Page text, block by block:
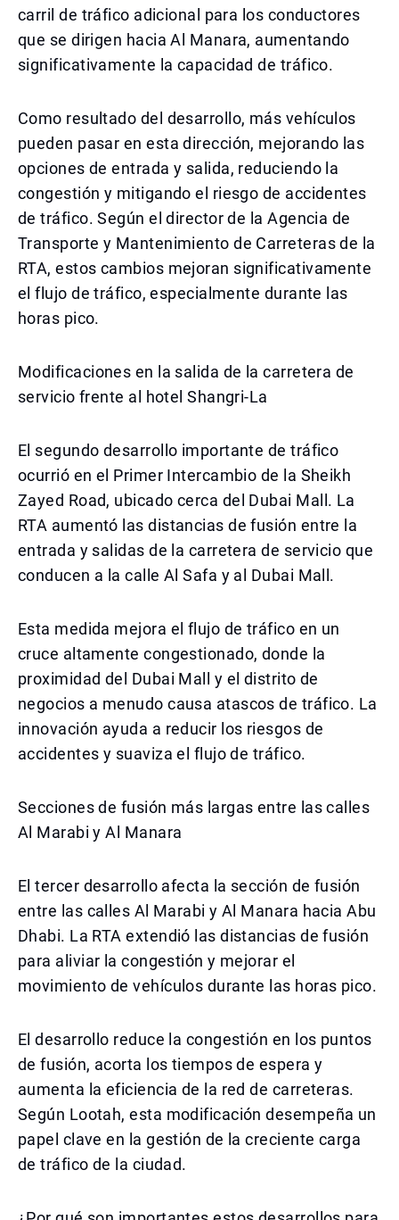
carril de tráfico adicional para los conductores
que se dirigen hacia Al Manara, aumentando
significativamente la capacidad de tráfico.
Como resultado del desarrollo, más vehículos
pueden pasar en esta dirección, mejorando las
opciones de entrada y salida, reduciendo la
congestión y mitigando el riesgo de accidentes
de tráfico. Según el director de la Agencia de
Transporte y Mantenimiento de Carreteras de la
RTA, estos cambios mejoran significativamente
el flujo de tráfico, especialmente durante las
horas pico.
Modificaciones en la salida de la carretera de
servicio frente al hotel Shangri-La
El segundo desarrollo importante de tráfico
ocurrió en el Primer Intercambio de la Sheikh
Zayed Road, ubicado cerca del Dubai Mall. La
RTA aumentó las distancias de fusión entre la
entrada y salidas de la carretera de servicio que
conducen a la calle Al Safa y al Dubai Mall.
Esta medida mejora el flujo de tráfico en un
cruce altamente congestionado, donde la
proximidad del Dubai Mall y el distrito de
negocios a menudo causa atascos de tráfico. La
innovación ayuda a reducir los riesgos de
accidentes y suaviza el flujo de tráfico.
Secciones de fusión más largas entre las calles
Al Marabi y Al Manara
El tercer desarrollo afecta la sección de fusión
entre las calles Al Marabi y Al Manara hacia Abu
Dhabi. La RTA extendió las distancias de fusión
para aliviar la congestión y mejorar el
movimiento de vehículos durante las horas pico.
El desarrollo reduce la congestión en los puntos
de fusión, acorta los tiempos de espera y
aumenta la eficiencia de la red de carreteras.
Según Lootah, esta modificación desempeña un
papel clave en la gestión de la creciente carga
de tráfico de la ciudad.